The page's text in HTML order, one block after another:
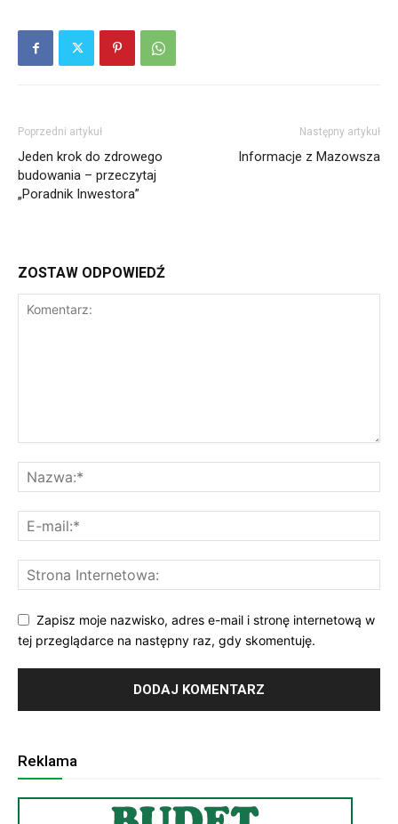
Poprzedni artykuł
Jeden krok do zdrowego
budowania – przeczytaj
„Poradnik Inwestora”
Następny artykuł
Informacje z Mazowsza
ZOSTAW ODPOWIEDŹ
Zapisz moje nazwisko, adres e-mail i stronę internetową w
tej przeglądarce na następny raz, gdy skomentuję.
Reklama